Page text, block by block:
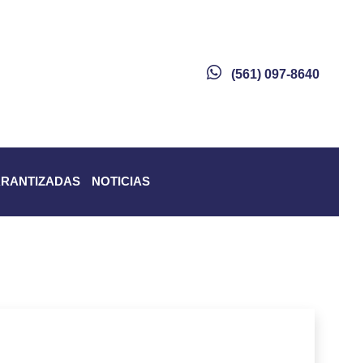
(561) 097-8640
NOTICIAS